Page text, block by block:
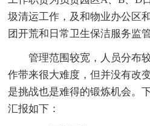
圾清运工作，及和物业办公区
团开荒和日常卫生保洁服务监管
管理范围较宽，人员分布较
作带来很大难度，但并没有改
是挑战也是难得的锻炼机会。
汇报如下：